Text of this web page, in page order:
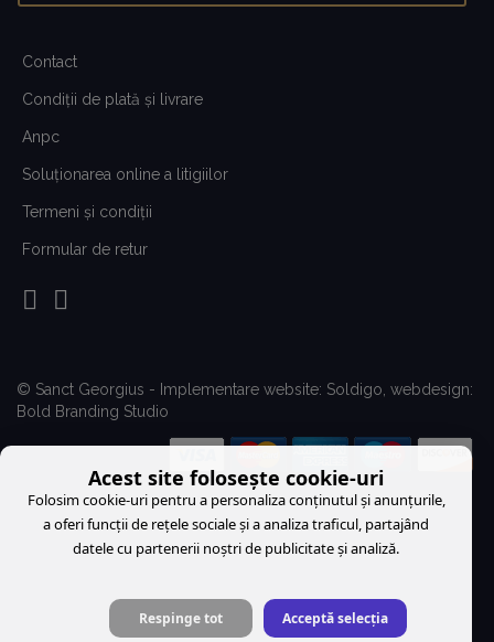
Contact
Condiţii de plată şi livrare
Anpc
Soluționarea online a litigiilor
Termeni şi condiţii
Formular de retur
© Sanct Georgius - Implementare website: Soldigo , webdesign:
Bold Branding Studio
Acest site folosește cookie-uri
Folosim cookie-uri pentru a personaliza conținutul și anunțurile,
a oferi funcții de rețele sociale și a analiza traficul, partajând
datele cu partenerii noștri de publicitate și analiză.
Respinge tot Acceptă selecția